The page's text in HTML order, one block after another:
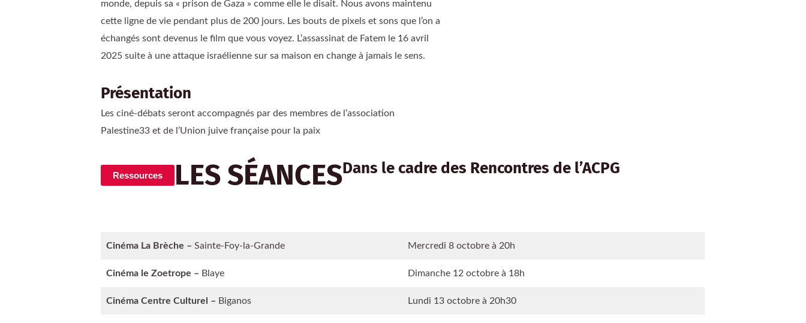
monde, depuis sa « prison de Gaza » comme elle le disait. Nous avons maintenu
cette ligne de vie pendant plus de 200 jours. Les bouts de pixels et sons que l’on a
échangés sont devenus le film que vous voyez. L’assassinat de Fatem le 16 avril
2025 suite à une attaque israélienne sur sa maison en change à jamais le sens.
Présentation
Les ciné-débats seront accompagnés par des membres de l’association
Palestine33 et de l’Union juive française pour la paix
Ressources LES SÉANCESDans le cadre des Rencontres de l’ACPG
Cinéma La Brèche – Sainte-Foy-la-Grande Mercredi 8 octobre à 20h
Cinéma le Zoetrope – Blaye Dimanche 12 octobre à 18h
Cinéma Centre Culturel – Biganos Lundi 13 octobre à 20h30